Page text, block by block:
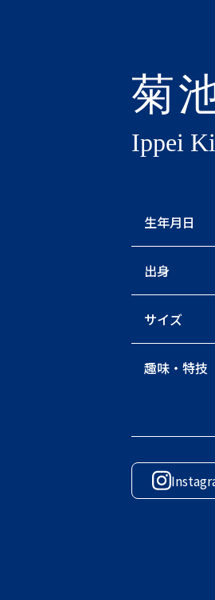
菊
Ippei
生年月日
出身
サイズ
趣味・特技